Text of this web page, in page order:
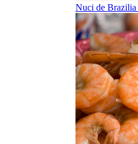
Nuci de Brazilia